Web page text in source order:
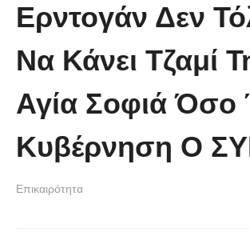
πρώτη στιγμή και
νοηματική με ένα μικρό
Ερντογάν Δεν
Να Κάνει Τζαμί
Αγία Σοφιά Όσο
Κυβέρνηση Ο
Επικαιρότητα